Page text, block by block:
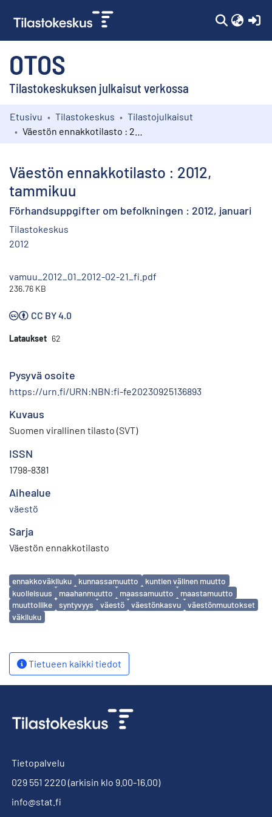
OTOS
Tilastokeskuksen julkaisut verkossa
Kokoelmat
Etusivu Tilastokeskus
Tilastojulkaisut
Väestön ennakkotilasto : 2012,
tammikuu
Förhandsuppgifter om befolkningen : 2012, januari
Tilastokeskus
2012
vamuu_2012_01_2012-02-21_fi.pdf
236.76 KB
CC BY 4.0
Lataukset 62
Pysyvä osoite
https://urn.fi/URN:NBN:fi-fe20230925136893
Kuvaus
Suomen virallinen tilasto (SVT)
ISSN
1798-8381
Aihealue
väestö
Sarja
Väestön ennakkotilasto
Avainsanat
ennakkoväkiluku kunnassamuutto
kuntien välinen muutto
kuolleisuus
maahanmuutto maassamuutto
maastamuutto
muuttoliike
syntyvyys väestö väestönkasvu
väestönmuutokset
väkiluku
Tietueen kaikki tiedot
Tietopalvelu
029 551 2220 (arkisin klo 9.00-16.00)
info@stat.fi